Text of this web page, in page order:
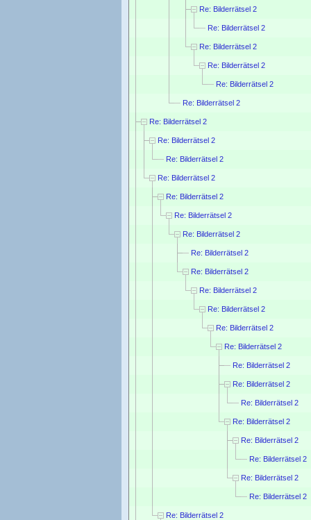
Re: Bilderrätsel 2
Re: Bilderrätsel 2
Re: Bilderrätsel 2
Re: Bilderrätsel 2
Re: Bilderrätsel 2
Re: Bilderrätsel 2
Re: Bilderrätsel 2
Re: Bilderrätsel 2
Re: Bilderrätsel 2
Re: Bilderrätsel 2
Re: Bilderrätsel 2
Re: Bilderrätsel 2
Re: Bilderrätsel 2
Re: Bilderrätsel 2
Re: Bilderrätsel 2
Re: Bilderrätsel 2
Re: Bilderrätsel 2
Re: Bilderrätsel 2
Re: Bilderrätsel 2
Re: Bilderrätsel 2
Re: Bilderrätsel 2
Re: Bilderrätsel 2
Re: Bilderrätsel 2
Re: Bilderrätsel 2
Re: Bilderrätsel 2
Re: Bilderrätsel 2
Re: Bilderrätsel 2
Re: Bilderrätsel 2